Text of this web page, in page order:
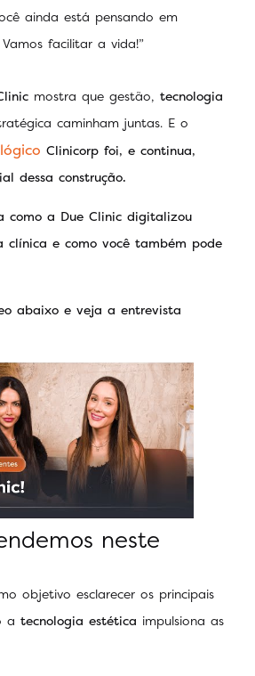
ainda está pensando em
facilitar a vida!”
mostra que gestão, tecnologia
caminham juntas. E o
Clinicorp foi, e continua,
dessa construção.
como a Due Clinic digitalizou
clínica e como você também pode
abaixo e veja a entrevista
neste
objetivo esclarecer os principais
a tecnologia estética impulsiona as